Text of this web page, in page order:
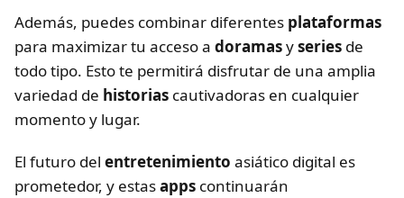
Además, puedes combinar diferentes plataformas
para maximizar tu acceso a doramasyseries de
todo tipo. Esto te permitirá disfrutar de una amplia
variedad de historias cautivadoras en cualquier
momento y lugar.
El futuro del entretenimiento asiático digital es
prometedor, y estasapps continuarán